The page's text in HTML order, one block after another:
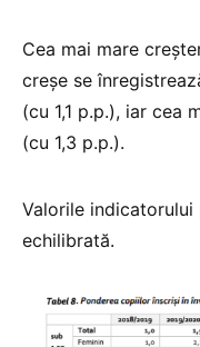
Cea mai mare
creșe se
(cu 1,1 p.p.), iar cea
(cu 1,3 p.p.).
Valorile
echilibrată.